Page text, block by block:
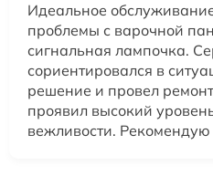
Идеальное
проблемы с варочной
сигнальная лампочка.
сориентировался в
решение и провел
проявил высокий
вежливости. Рекомендую